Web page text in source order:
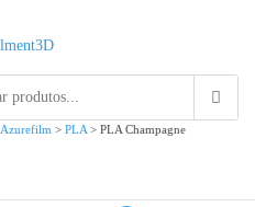
Azurefilm > PLA > PLA Champagne